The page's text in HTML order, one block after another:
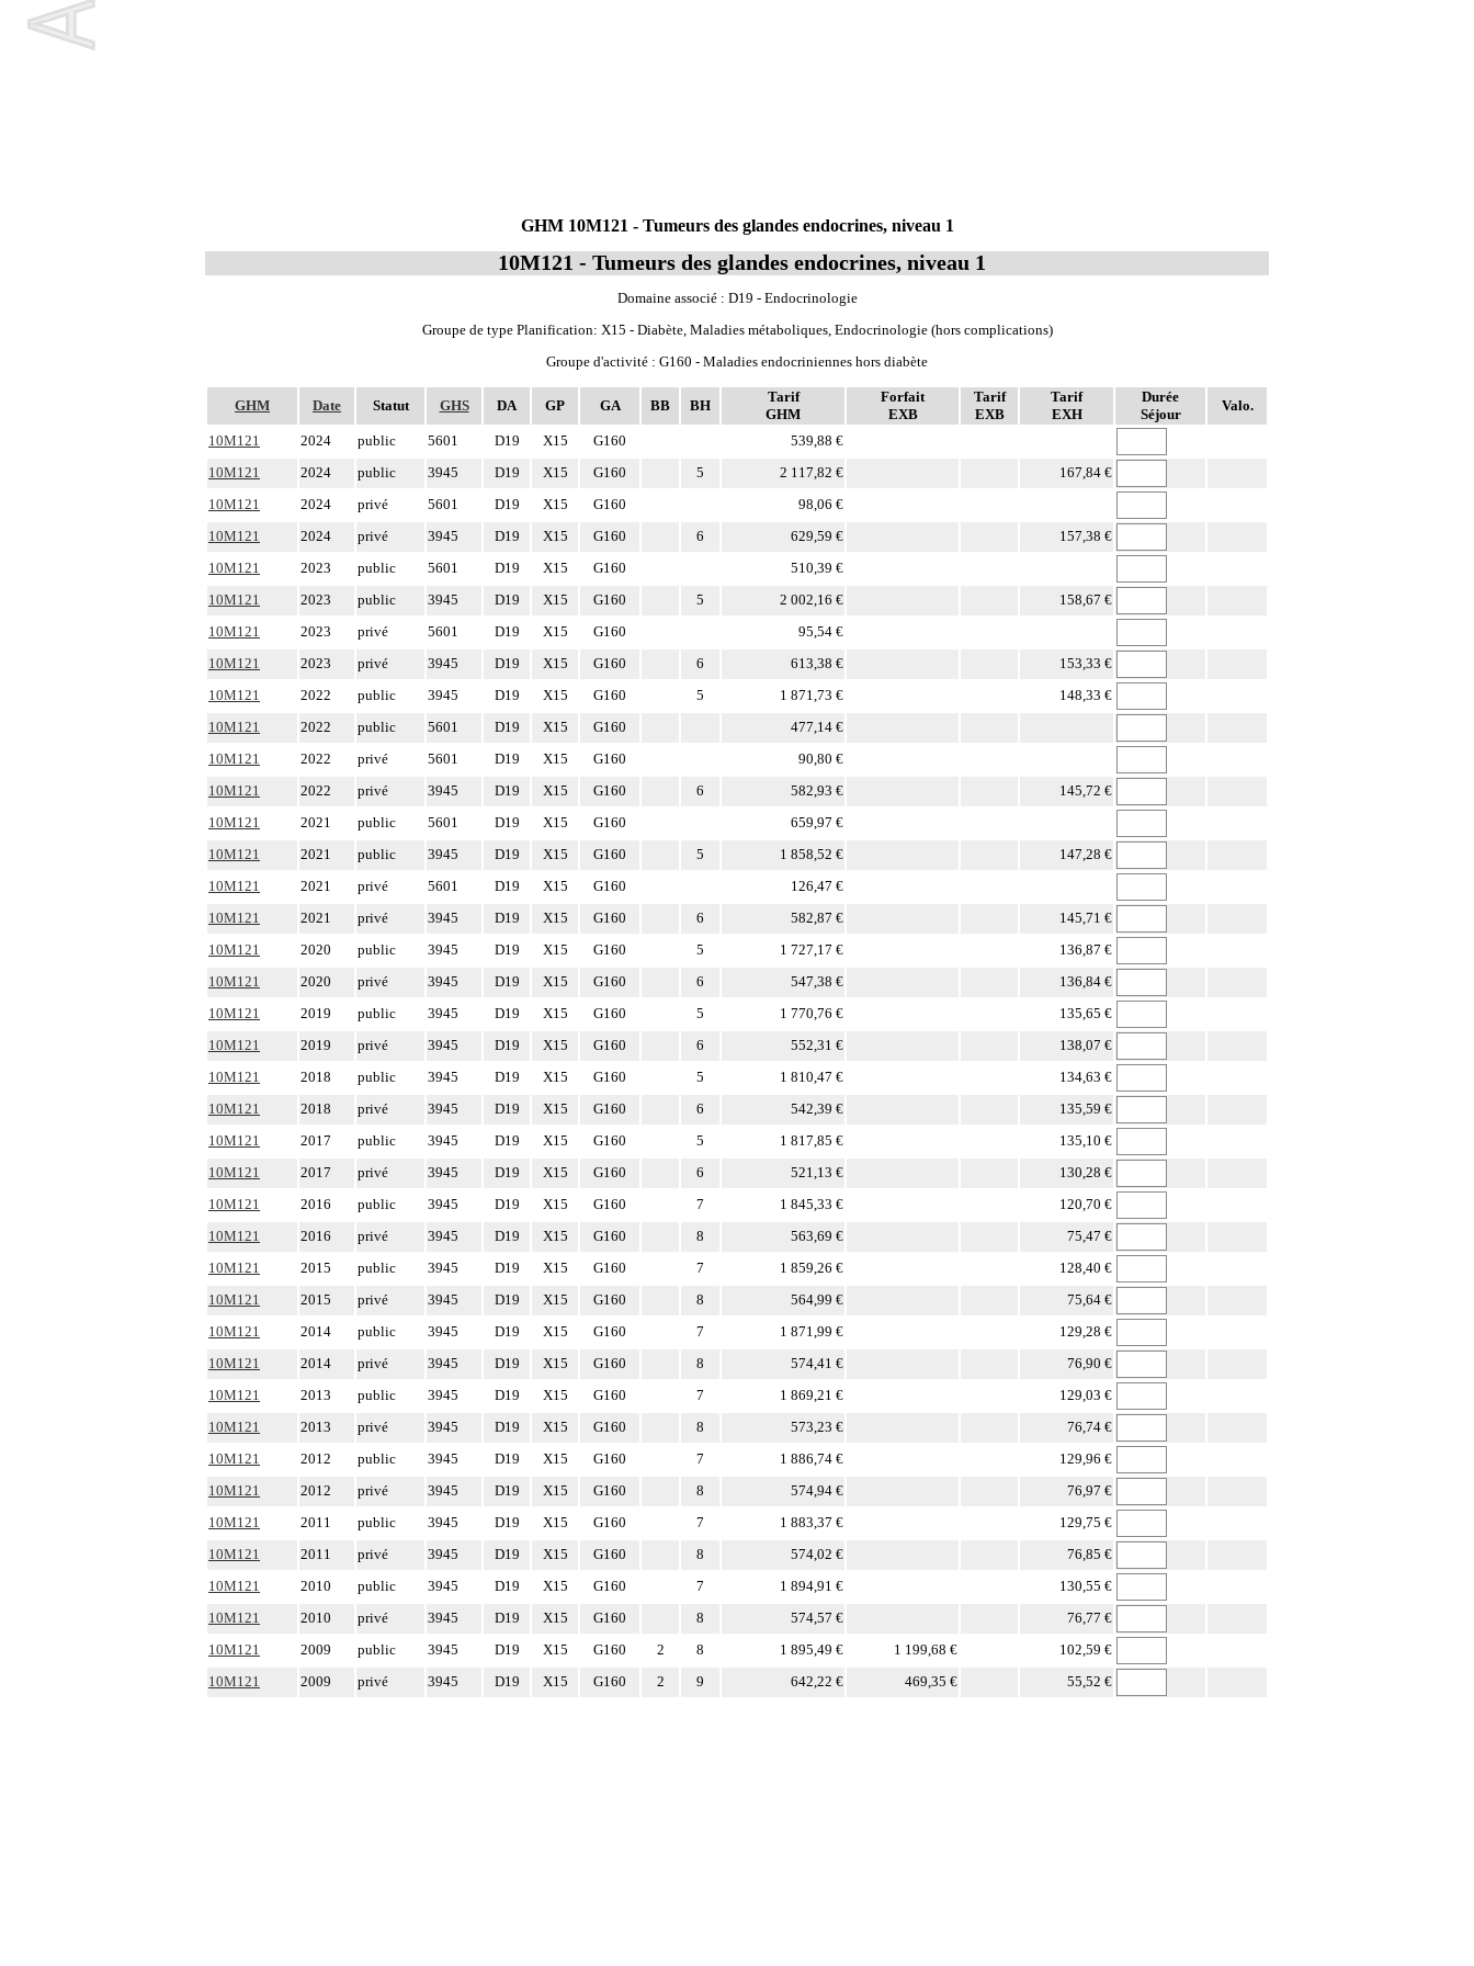
GHM Date Statut GHS DA GP GA BB BH
Tarif
GHM
Forfait
EXB
Tarif
EXB
Tarif
EXH
Durée
Séjour
Valo.
10M121 2024 public 5601 D19 X15 G160
539,88 €
10M121
2024 public 3945 D19 X15 G160 5 2 117,82 €
167,84 €
10M121
2024 privé 5601 D19 X15 G160
98,06 €
10M121
2024 privé 3945 D19 X15 G160 6 629,59 €
157,38 €
10M121
2023 public 5601 D19 X15 G160
510,39 €
10M121
2023 public 3945 D19 X15 G160 5 2 002,16 €
158,67 €
10M121
2023 privé 5601 D19 X15 G160
95,54 €
10M121
2023 privé 3945 D19 X15 G160 6 613,38 €
153,33 €
10M121
2022 public 3945 D19 X15 G160 5 1 871,73 €
148,33 €
10M121
2022 public 5601 D19 X15 G160
477,14 €
10M121
2022 privé 5601 D19 X15 G160
90,80 €
10M121
2022 privé 3945 D19 X15 G160 6 582,93 €
145,72 €
10M121
2021 public 5601 D19 X15 G160
659,97 €
10M121
2021 public 3945 D19 X15 G160 5 1 858,52 €
147,28 €
10M121
2021 privé 5601 D19 X15 G160
126,47 €
10M121
2021 privé 3945 D19 X15 G160 6 582,87 €
145,71 €
10M121
2020 public 3945 D19 X15 G160 5 1 727,17 €
136,87 €
10M121
2020 privé 3945 D19 X15 G160 6 547,38 €
136,84 €
10M121
2019 public 3945 D19 X15 G160 5 1 770,76 €
135,65 €
10M121
2019 privé 3945 D19 X15 G160 6 552,31 €
138,07 €
10M121
2018 public 3945 D19 X15 G160 5 1 810,47 €
134,63 €
10M121
2018 privé 3945 D19 X15 G160 6 542,39 €
135,59 €
10M121
2017 public 3945 D19 X15 G160 5 1 817,85 €
135,10 €
10M121
2017 privé 3945 D19 X15 G160 6 521,13 €
130,28 €
10M121
2016 public 3945 D19 X15 G160 7 1 845,33 €
120,70 €
10M121
2016 privé 3945 D19 X15 G160 8 563,69 €
75,47 €
10M121
2015 public 3945 D19 X15 G160 7 1 859,26 €
128,40 €
10M121
2015 privé 3945 D19 X15 G160 8 564,99 €
75,64 €
10M121
2014 public 3945 D19 X15 G160 7 1 871,99 €
129,28 €
10M121
2014 privé 3945 D19 X15 G160 8 574,41 €
76,90 €
10M121
2013 public 3945 D19 X15 G160 7 1 869,21 €
129,03 €
10M121
2013 privé 3945 D19 X15 G160 8 573,23 €
76,74 €
10M121
2012 public 3945 D19 X15 G160 7 1 886,74 €
129,96 €
10M121
2012 privé 3945 D19 X15 G160 8 574,94 €
76,97 €
10M121
2011 public 3945 D19 X15 G160 7 1 883,37 €
129,75 €
10M121
2011 privé 3945 D19 X15 G160 8 574,02 €
76,85 €
10M121
2010 public 3945 D19 X15 G160 7 1 894,91 €
130,55 €
10M121
2010 privé 3945 D19 X15 G160 8 574,57 €
76,77 €
10M121
2009 public 3945 D19 X15 G160 2 8 1 895,49 € 1 199,68 €
102,59 €
10M121
2009 privé 3945 D19 X15 G160 2 9 642,22 € 469,35 € 55,52 €
GHM 10M121 - Tumeurs des glandes endocrines, niveau 1
10M121 - Tumeurs des glandes endocrines, niveau 1
Domaine associé : D19 - Endocrinologie
Groupe de type Planification: X15 - Diabète, Maladies métaboliques, Endocrinologie (hors complications)
Groupe d'activité : G160 - Maladies endocriniennes hors diabète